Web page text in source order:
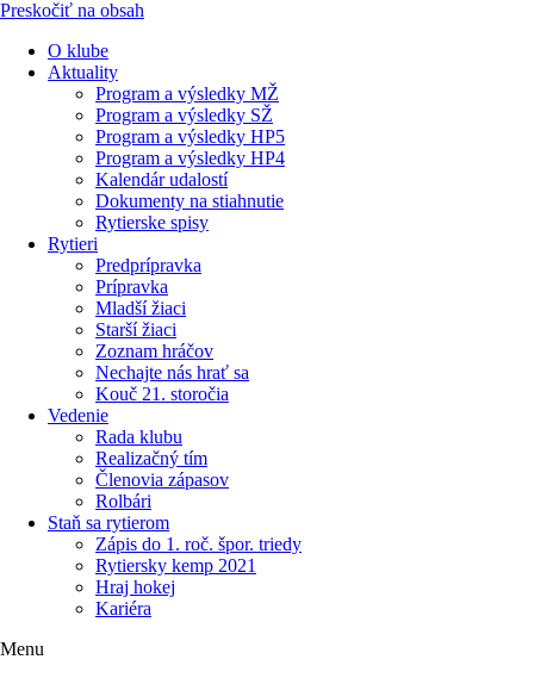
Preskočiť na obsah
O klube
Aktuality
Program a výsledky MŽ
Program a výsledky SŽ
Program a výsledky HP5
Program a výsledky HP4
Kalendár udalostí
Dokumenty na stiahnutie
Rytierske spisy
Rytieri
Predprípravka
Prípravka
Mladší žiaci
Starší žiaci
Zoznam hráčov
Nechajte nás hrať sa
Kouč 21. storočia
Vedenie
Rada klubu
Realizačný tím
Členovia zápasov
Rolbári
Staň sa rytierom
Zápis do 1. roč. špor. triedy
Rytiersky kemp 2021
Hraj hokej
Kariéra
Menu